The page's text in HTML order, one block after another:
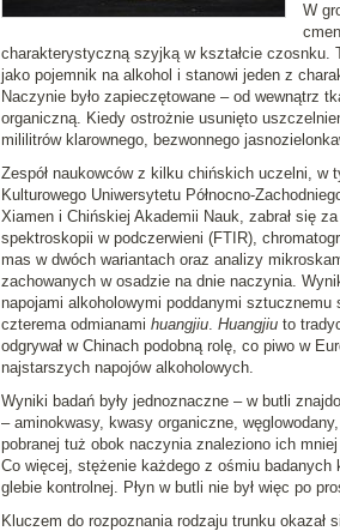
W
charakterystyczną szyjką w kształcie czosnku.
jako pojemnik na alkohol i stanowi jeden z
Naczynie było zapieczętowane – od wewnątrz
organiczną. Kiedy ostrożnie usunięto
mililitrów klarownego, bezwonnego
Zespół naukowców z kilku chińskich uczelni, w
Kulturowego Uniwersytetu Północno-
Xiamen i Chińskiej Akademii Nauk, zabrał się
spektroskopii w podczerwieni (FTIR),
mas w dwóch wariantach oraz analizy
zachowanych w osadzie na dnie naczynia.
napojami alkoholowymi poddanymi sztucznemu
czterema odmianami huangjiu. Huangjiuto
odgrywał w Chinach podobną rolę, co piwo w
najstarszych napojów alkoholowych.
Wyniki badań były jednoznaczne – w butli
– aminokwasy, kwasy organiczne,
pobranej tuż obok naczynia znaleziono ich
Co więcej, stężenie każdego z ośmiu badanych
glebie kontrolnej. Płyn w butli nie był więc po
Kluczem do rozpoznania rodzaju trunku okazał